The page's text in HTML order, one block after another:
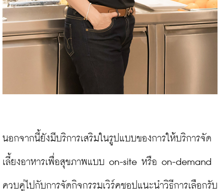
นอกจากนี้ยังมีบริการเสริมในรูปแบบของการให้บริการจัด
เลี้ยงอาหารเพื่อสุขภาพแบบ on-site หรือ on-demand
ควบคู่ไปกับการจัดกิจกรรมเวิร์คชอปแนะนำวิธีการเลือกรับ